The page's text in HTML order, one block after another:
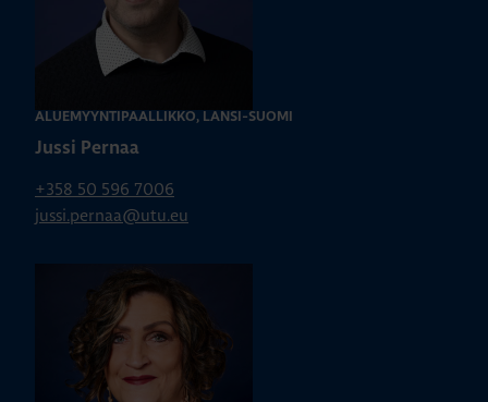
ALUEMYYNTIPÄÄLLIKKÖ, LÄNSI-SUOMI
Jussi Pernaa
+358 50 596 7006
jussi.pernaa@utu.eu